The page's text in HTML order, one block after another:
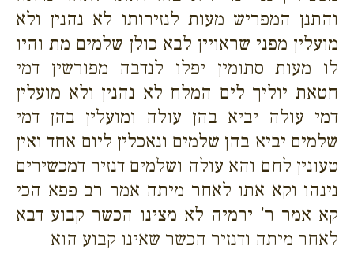
והתנן המפריש מעות לנזירותו לא נהנין ולא
מועלין מפני שראויין לבא כולן שלמים מת והיו
לו מעות סתומין יפלו לנדבה מפורשין דמי
חטאת יוליך לים המלח לא נהנין ולא מועלין
דמי עולה יביא בהן עולה ומועלין בהן דמי
שלמים יביא בהן שלמים ונאכלין ליום אחד ואין
טעונין לחם והא עולה ושלמים דנזיר דמכשירים
נינהו וקא אתו לאחר מיתה אמר רב פפא הכי
קא אמר ר' ירמיה לא מצינו הכשר קבוע דבא
לאחר מיתה ודנזיר הכשר שאינו קבוע הוא